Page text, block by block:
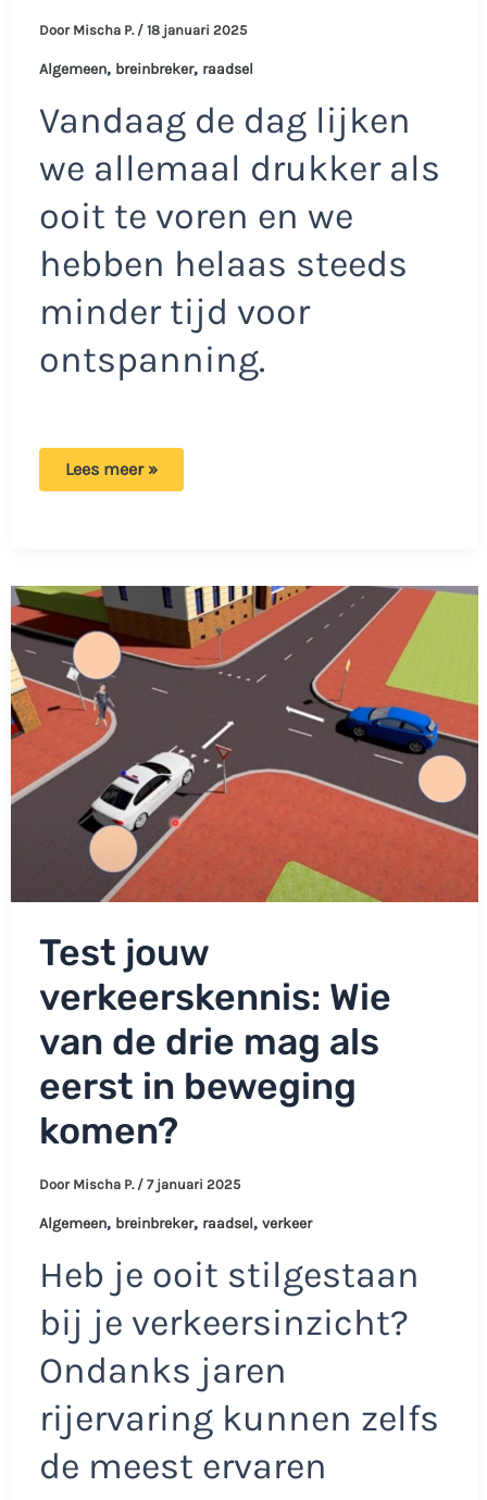
Door Mischa P. / 18 januari 2025
Algemeen, breinbreker, raadsel
Vandaag de dag lijken
we allemaal drukker als
ooit te voren en we
hebben helaas steeds
minder tijd voor
ontspanning.
Zie
jij
afbeelding?
Lees meer »
Test jouw
verkeerskennis: Wie
van de drie mag als
eerst in beweging
komen?
Door Mischa P. / 7 januari 2025
Algemeen, breinbreker, raadsel, verkeer
Heb je ooit stilgestaan
bij je verkeersinzicht?
Ondanks jaren
rijervaring kunnen zelfs
de meest ervaren